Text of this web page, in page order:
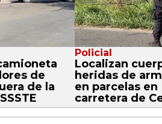
de
de la
Policial
Localizan
heridas de
en parcelas en
carretera de